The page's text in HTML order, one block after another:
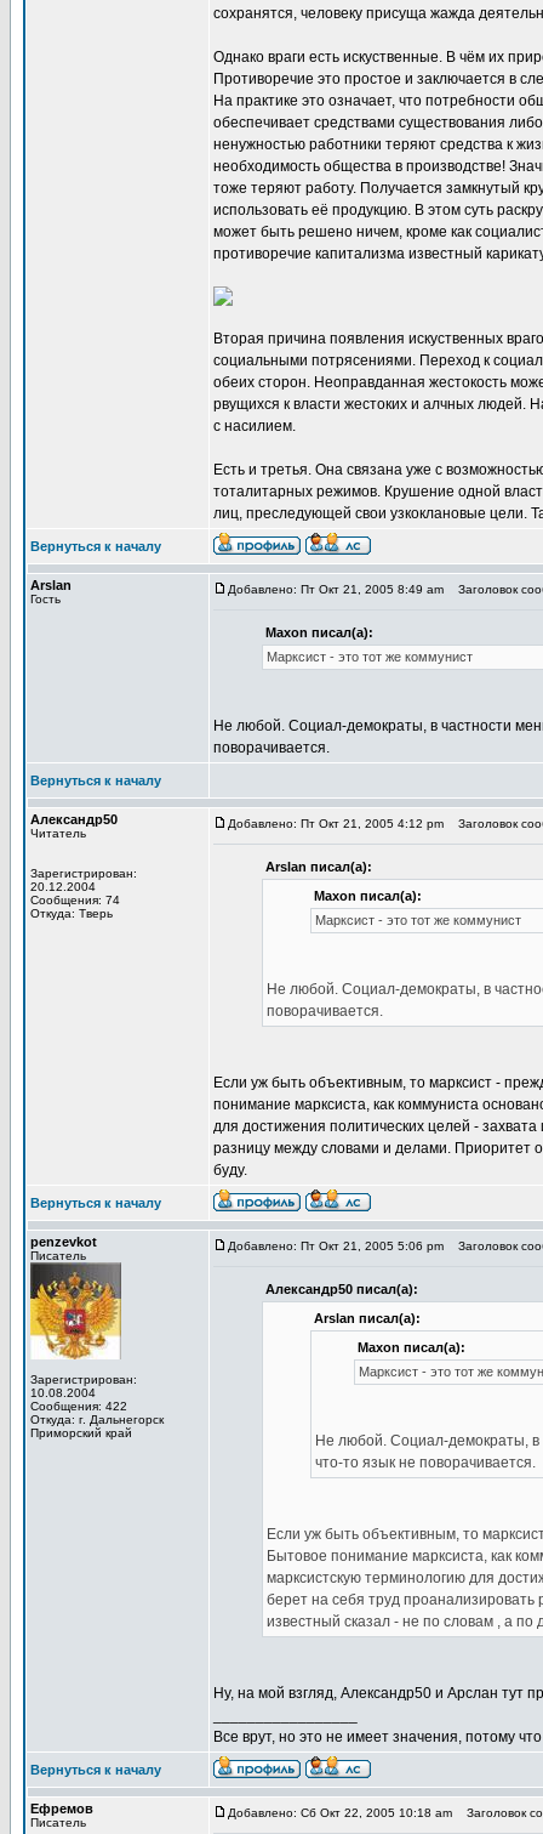
сохранятся, человеку присуща жажда
Однако враги есть искуственные. В чём их
Противоречие это простое и заключается в
На практике это означает, что потребности
обеспечивает средствами существования
ненужностью работники теряют средства к
необходимость общества в производстве!
тоже теряют работу. Получается замкнутый
использовать её продукцию. В этом суть
может быть решено ничем, кроме как
противоречие капитализма известный
Вторая причина появления искуственных
социальными потрясениями. Переход к
обеих сторон. Неоправданная жестокость
рвущихся к власти жестоких и алчных людей.
с насилием.
Есть и третья. Она связана уже с
тоталитарных режимов. Крушение одной
лиц, преследующей свои узкоклановые цели.
Вернуться к началу
Arslan
Гость
Добавлено: Пт Окт 21, 2005 8:49 am Заголовок
Maxon писал(а):
Марксист - это тот же коммунист
Не любой. Социал-демократы, в частности
поворачивается.
Вернуться к началу
Александр50
Читатель
Зарегистрирован:
20.12.2004
Сообщения: 74
Откуда: Тверь
Добавлено: Пт Окт 21, 2005 4:12 pm Заголовок
Arslan писал(а):
Maxon писал(а):
Марксист - это тот же коммунист
Не любой. Социал-демократы, в
поворачивается.
Если уж быть объективным, то марксист -
понимание марксиста, как коммуниста
для достижения политических целей -
разницу между словами и делами. Приоритет
буду.
Вернуться к началу
penzevkot
Писатель
Зарегистрирован:
10.08.2004
Сообщения: 422
Откуда: г. Дальнегорск
Приморский край
Добавлено: Пт Окт 21, 2005 5:06 pm Заголовок
Александр50 писал(а):
Arslan писал(а):
Maxon писал(а):
Марксист - это тот же
Не любой. Социал-демократы, в
что-то язык не поворачивается.
Если уж быть объективным, то
Бытовое понимание марксиста, как
марксистскую терминологию для
берет на себя труд
известный сказал - не по словам , а по
Ну, на мой взгляд, Александр50 и Арслан тут
Все врут, но это не имеет значения, потому
Вернуться к началу
Ефремов
Писатель
Добавлено: Сб Окт 22, 2005 10:18 am Заголовок